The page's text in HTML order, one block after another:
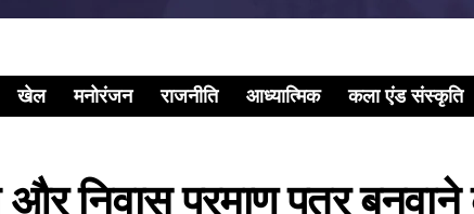
खेल मनोरंजन राजनीति आध्यात्मिक कला एंड संस्कृति
निवास प्रमाण पत्र बनवाने